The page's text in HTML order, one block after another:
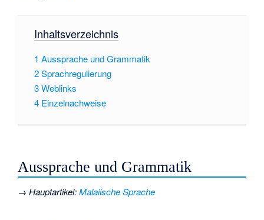
Inhaltsverzeichnis
1 Aussprache und Grammatik
2Sprachregulierung
3Weblinks
4 Einzelnachweise
Aussprache und Grammatik
→Hauptartikel:Malaiische Sprache